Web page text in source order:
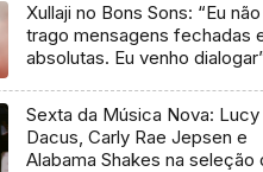
Xullaji no Bons Sons: “Eu não
trago mensagens fechadas
absolutas. Eu venho
Sexta da Música Nova: Lucy
Dacus, Carly Rae Jepsen e
Alabama Shakes na seleção